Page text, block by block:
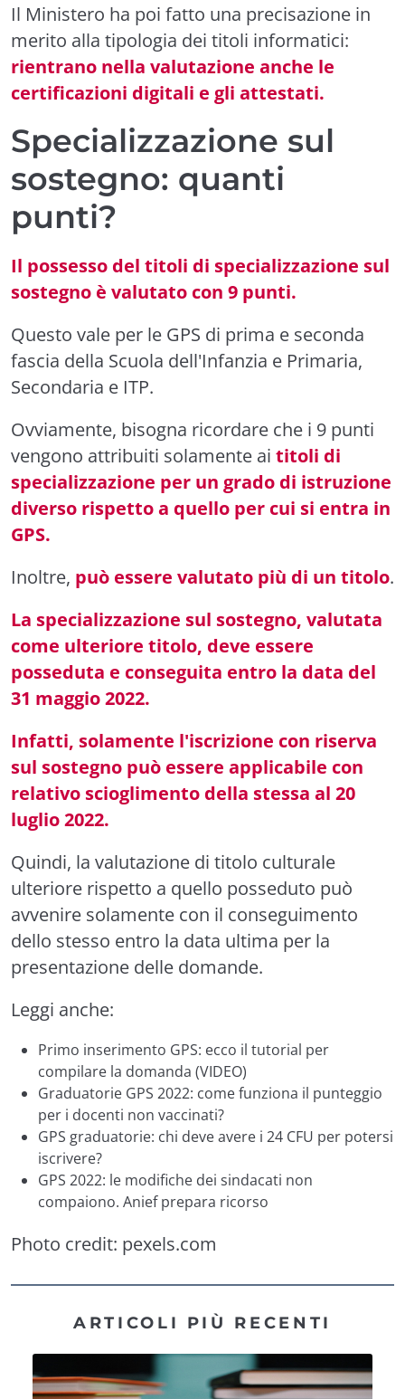
Il Ministero ha poi fatto una precisazione in
merito alla tipologia dei titoli informatici:
rientrano nella valutazione anche le
certificazioni digitali e gli attestati.
Specializzazione sul
sostegno: quanti
punti?
Il possesso del titoli di specializzazione sul
sostegno è valutato con 9 punti.
Questo vale per le GPS di prima e seconda
fascia della Scuola dell'Infanzia e Primaria,
Secondaria e ITP.
Ovviamente, bisogna ricordare che i 9 punti
vengono attribuiti solamente ai titoli di
specializzazione per un grado di istruzione
diverso rispetto a quello per cui si entra in
GPS.
Inoltre, può essere valutato più di un titolo.
La specializzazione sul sostegno, valutata
come ulteriore titolo, deve essere
posseduta e conseguita entro la data del
31 maggio 2022.
Infatti, solamente l'iscrizione con riserva
sul sostegno può essere applicabile con
relativo scioglimento della stessa al 20
luglio 2022.
Quindi, la valutazione di titolo culturale
ulteriore rispetto a quello posseduto può
avvenire solamente con il conseguimento
dello stesso entro la data ultima per la
presentazione delle domande.
Leggi anche:
Primo inserimento GPS: ecco il tutorial per
compilare la domanda (VIDEO)
Graduatorie GPS 2022: come funziona il punteggio
per i docenti non vaccinati?
GPS graduatorie: chi deve avere i 24 CFU per potersi
iscrivere?
GPS 2022: le modifiche dei sindacati non
compaiono. Anief prepara ricorso
Photo credit: pexels.com
ARTICOLI PIÙ RECENTI